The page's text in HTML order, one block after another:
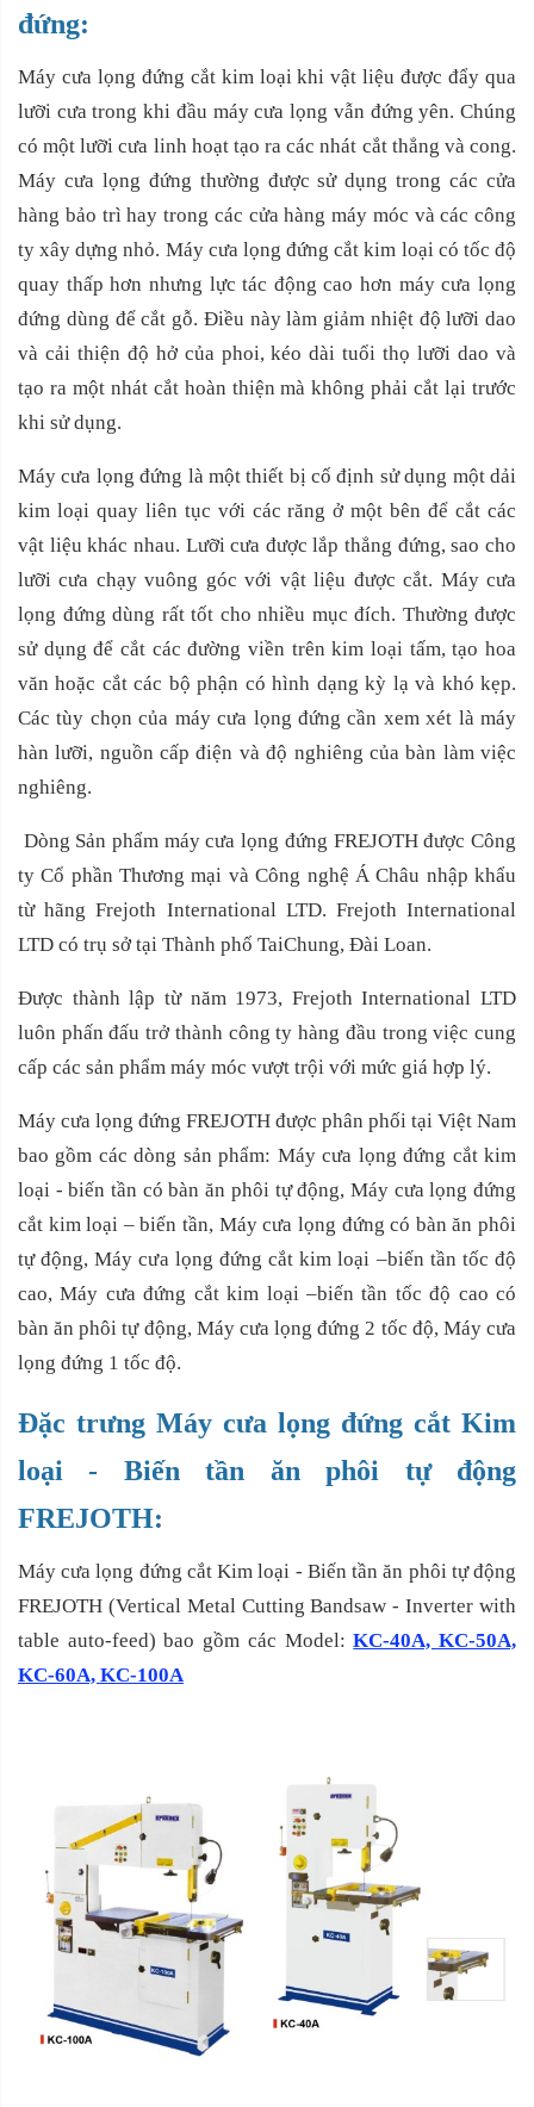
đứng:
Máy cưa lọng đứng cắt kim loại khi vật liệu được đẩy qua
lưỡi cưa trong khi đầu máy cưa lọng vẫn đứng yên. Chúng
có một lưỡi cưa linh hoạt tạo ra các nhát cắt thẳng và cong.
Máy cưa lọng đứng thường được sử dụng trong các cửa
hàng bảo trì hay trong các cửa hàng máy móc và các công
ty xây dựng nhỏ. Máy cưa lọng đứng cắt kim loại có tốc độ
quay thấp hơn nhưng lực tác động cao hơn máy cưa lọng
đứng dùng để cắt gỗ. Điều này làm giảm nhiệt độ lưỡi dao
và cải thiện độ hở của phoi, kéo dài tuổi thọ lưỡi dao và
tạo ra một nhát cắt hoàn thiện mà không phải cắt lại trước
khi sử dụng.
Máy cưa lọng đứng là một thiết bị cố định sử dụng một dải
kim loại quay liên tục với các răng ở một bên để cắt các
vật liệu khác nhau. Lưỡi cưa được lắp thẳng đứng, sao cho
lưỡi cưa chạy vuông góc với vật liệu được cắt. Máy cưa
lọng đứng dùng rất tốt cho nhiều mục đích. Thường được
sử dụng để cắt các đường viền trên kim loại tấm, tạo hoa
văn hoặc cắt các bộ phận có hình dạng kỳ lạ và khó kẹp.
Các tùy chọn của máy cưa lọng đứng cần xem xét là máy
hàn lưỡi, nguồn cấp điện và độ nghiêng của bàn làm việc
nghiêng.
Dòng Sản phẩm máy cưa lọng đứng FREJOTH được Công
ty Cổ phần Thương mại và Công nghệ Á Châu nhập khẩu
từ hãng Frejoth International LTD. Frejoth International
LTD có trụ sở tại Thành phố TaiChung, Đài Loan.
Được thành lập từ năm 1973, Frejoth International LTD
luôn phấn đấu trở thành công ty hàng đầu trong việc cung
cấp các sản phẩm máy móc vượt trội với mức giá hợp lý.
Máy cưa lọng đứng FREJOTH được phân phối tại Việt Nam
bao gồm các dòng sản phẩm: Máy cưa lọng đứng cắt kim
loại - biến tần có bàn ăn phôi tự động, Máy cưa lọng đứng
cắt kim loại – biến tần, Máy cưa lọng đứng có bàn ăn phôi
tự động, Máy cưa lọng đứng cắt kim loại –biến tần tốc độ
cao, Máy cưa đứng cắt kim loại –biến tần tốc độ cao có
bàn ăn phôi tự động, Máy cưa lọng đứng 2 tốc độ, Máy cưa
lọng đứng 1 tốc độ.
Đặc trưng Máy cưa lọng đứng cắt Kim
loại - Biến tần ăn phôi tự động
FREJOTH:
Máy cưa lọng đứng cắt Kim loại - Biến tần ăn phôi tự động
FREJOTH (Vertical Metal Cutting Bandsaw - Inverter with
table auto-feed) bao gồm các Model:KC-40A, KC-50A,
KC-60A, KC-100A